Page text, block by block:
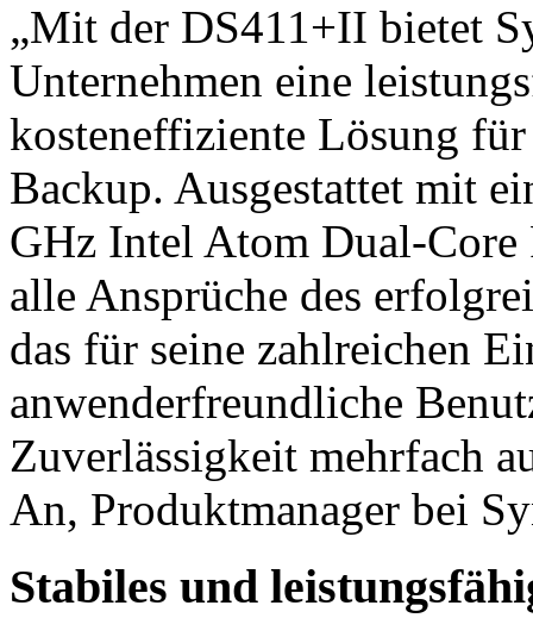
„Mit der DS411+II bietet
Unternehmen eine
kosteneffiziente Lösung
Backup. Ausgestattet mit
GHz Intel Atom Dual-
alle Ansprüche des
das für seine zahlreichen
anwenderfreundliche
Zuverlässigkeit mehrfach
An, Produktmanager bei
Stabiles und